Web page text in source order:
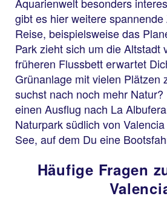
gibt es hier weitere
Reise, beispielsweise das
Park zieht sich um die Altstadt
früheren Flussbett erwartet
Grünanlage mit vielen Plätzen
suchst nach noch mehr
einen Ausflug nach La
Naturpark südlich von
See, auf dem Du eine
Häufige Fragen